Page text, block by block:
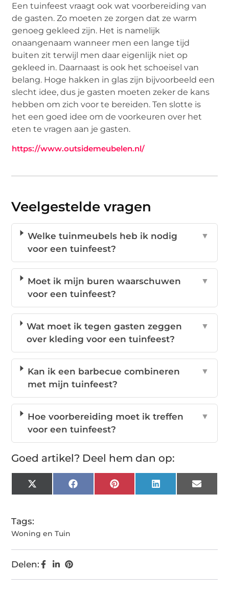
Een tuinfeest vraagt ook wat voorbereiding van
de gasten. Zo moeten ze zorgen dat ze warm
genoeg gekleed zijn. Het is namelijk
onaangenaam wanneer men een lange tijd
buiten zit terwijl men daar eigenlijk niet op
gekleed in. Daarnaast is ook het schoeisel van
belang. Hoge hakken in glas zijn bijvoorbeeld een
slecht idee, dus je gasten moeten zeker de kans
hebben om zich voor te bereiden. Ten slotte is
het een goed idee om de voorkeuren over het
eten te vragen aan je gasten.
https://www.outsidemeubelen.nl/
Veelgestelde vragen
Welke tuinmeubels heb ik nodig
voor een tuinfeest?
▼
Moet ik mijn buren waarschuwen
voor een tuinfeest?
▼
Wat moet ik tegen gasten zeggen
over kleding voor een tuinfeest?
▼
Kan ik een barbecue combineren
met mijn tuinfeest?
▼
Hoe voorbereiding moet ik treffen
voor een tuinfeest?
▼
Goed artikel? Deel hem dan op:
X
(Twitter)
FacebookPinterest LinkedIn Email
Tags:
Woning en Tuin
Delen: